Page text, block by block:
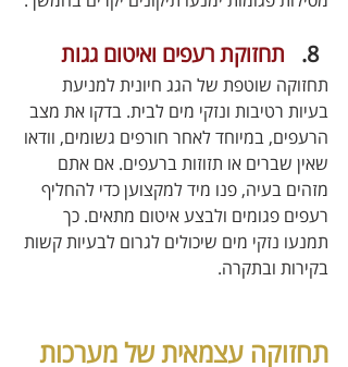
תחזוקת רעפים ואיטום גגות
תחזוקה שוטפת של הגג חיונית למניעת
בעיות רטיבות ונזקי מים לבית. בדקו את מצב
הרעפים, במיוחד לאחר חורפים גשומים, וודאו
שאין שברים או תזוזות ברעפים. אם אתם
מזהים בעיה, פנו מיד למקצוען כדי להחליף
רעפים פגומים ולבצע איטום מתאים. כך
תמנעו נזקי מים שיכולים לגרום לבעיות קשות
בקירות ובתקרה.
תחזוקה עצמאית של מערכות